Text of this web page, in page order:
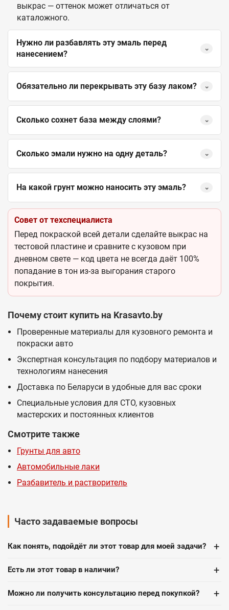
выкрас — оттенок может отличаться от
каталожного.
Нужно ли разбавлять эту эмаль перед
нанесением?
⌄
Обязательно ли перекрывать эту базу лаком? ⌄
Сколько сохнет база между слоями? ⌄
Сколько эмали нужно на одну деталь? ⌄
На какой грунт можно наносить эту эмаль? ⌄
Совет от техспециалиста
Перед покраской всей детали сделайте выкрас на
тестовой пластине и сравните с кузовом при
дневном свете — код цвета не всегда даёт 100%
попадание в тон из-за выгорания старого
покрытия.
Почему стоит купить на Krasavto.by
Проверенные материалы для кузовного ремонта и
покраски авто
Экспертная консультация по подбору материалов и
технологиям нанесения
Доставка по Беларуси в удобные для вас сроки
Специальные условия для СТО, кузовных
мастерских и постоянных клиентов
Смотрите также
Грунты для авто
Автомобильные лаки
Разбавитель и растворитель
Часто задаваемые вопросы
Как понять, подойдёт ли этот товар для моей задачи? +
Есть ли этот товар в наличии? +
Можно ли получить консультацию перед покупкой? +